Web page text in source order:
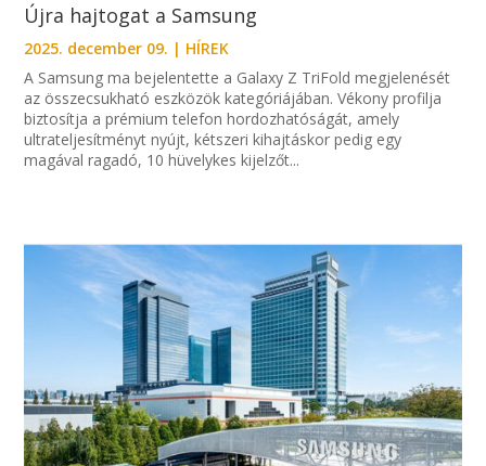
Újra hajtogat a Samsung
2025. december 09. | HÍREK
A Samsung ma bejelentette a Galaxy Z TriFold megjelenését
az összecsukható eszközök kategóriájában. Vékony profilja
biztosítja a prémium telefon hordozhatóságát, amely
ultrateljesítményt nyújt, kétszeri kihajtáskor pedig egy
magával ragadó, 10 hüvelykes kijelzőt...